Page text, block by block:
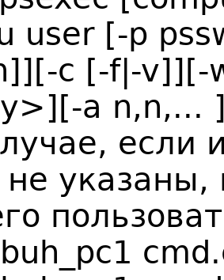
user [-p
c [-f|-v]][-
a n,n,...
если
указаны,